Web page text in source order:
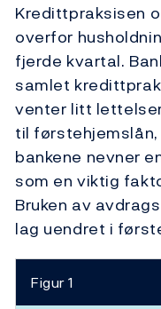
Kredittpraksisen
overfor
fjerde kvartal.
samlet
venter litt
til
bankene nevner
som en viktig
Bruken av
lag uendret i
Figur 1